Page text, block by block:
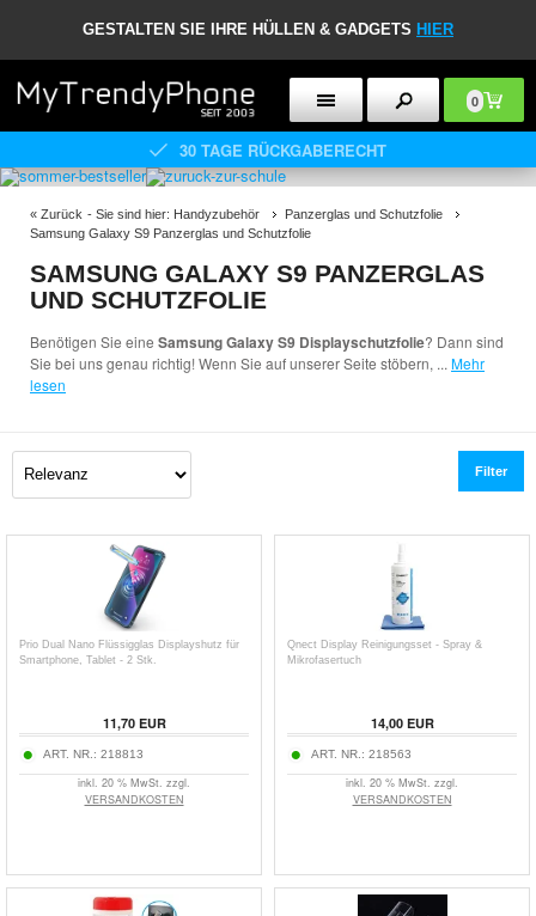
GESTALTEN SIE IHRE HÜLLEN & GADGETS HIER
0
30 TAGE RÜCKGABERECHT
« Zurück - Sie sind hier: Handyzubehör
Panzerglas und Schutzfolie
Samsung Galaxy S9 Panzerglas und Schutzfolie
SAMSUNG GALAXY S9 PANZERGLAS
UND SCHUTZFOLIE
Benötigen Sie eine Samsung Galaxy S9 Displayschutzfolie? Dann sind
Sie bei uns genau richtig! Wenn Sie auf unserer Seite stöbern, ... Mehr
lesen
Filter
Prio Dual Nano Flüssigglas Displayshutz für
Smartphone, Tablet - 2 Stk.
11,70EUR
ART. NR.: 218813
inkl. 20 % MwSt. zzgl.
VERSANDKOSTEN
Qnect Display Reinigungsset - Spray &
Mikrofasertuch
14,00EUR
ART. NR.: 218563
inkl. 20 % MwSt. zzgl.
VERSANDKOSTEN